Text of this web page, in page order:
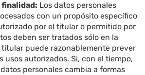
Los datos personales
con un propósito específico
por el titular o permitido por
deben ser tratados sólo en la
puede razonablemente prever
usos autorizados. Si, con el tiempo,
personales cambia a formas